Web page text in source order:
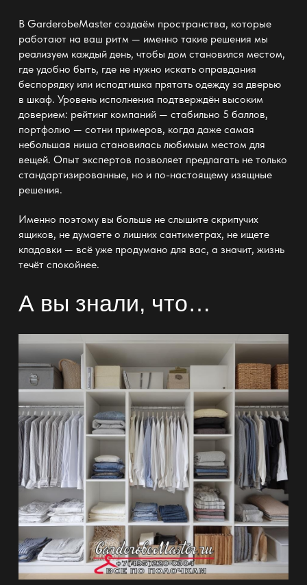
В GarderobeMaster создаём пространства, которые
работают на ваш ритм — именно такие решения мы
реализуем каждый день, чтобы дом становился местом,
где удобно быть, где не нужно искать оправдания
беспорядку или исподтишка прятать одежду за дверью
в шкаф. Уровень исполнения подтверждён высоким
доверием: рейтинг компаний — стабильно 5 баллов,
портфолио — сотни примеров, когда даже самая
небольшая ниша становилась любимым местом для
вещей. Опыт экспертов позволяет предлагать не только
стандартизированные, но и по-настоящему изящные
решения.
Именно поэтому вы больше не слышите скрипучих
ящиков, не думаете о лишних сантиметрах, не ищете
кладовки— всё уже продумано для вас, а значит, жизнь
течёт спокойнее.
А вы знали, что…